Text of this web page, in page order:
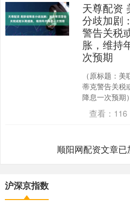
天尊配资
分歧加剧
警告关税
胀，维持
次预期
（原标题：
蒂克警告关税
降息一次预期
特兰大联邦储
克表示，他仍
查看： 116
顺阳网配资文章
沪深京指数